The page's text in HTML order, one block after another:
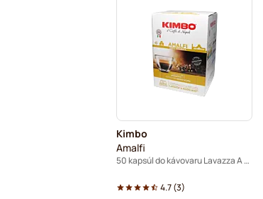
Kimbo
Amalfi
50 kapsúl do kávovaru Lavazza A Modo Mio
4.7(3)